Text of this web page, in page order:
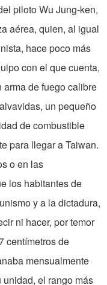
piloto Wu Jung-ken,
aérea, quien, al igual
hace poco más
con el que cuenta,
de fuego calibre
un pequeño
de combustible
para llegar a Taiwan.
o en las
los habitantes de
y a la dictadura,
ni hacer, por temor
centímetros de
mensualmente
el rango más